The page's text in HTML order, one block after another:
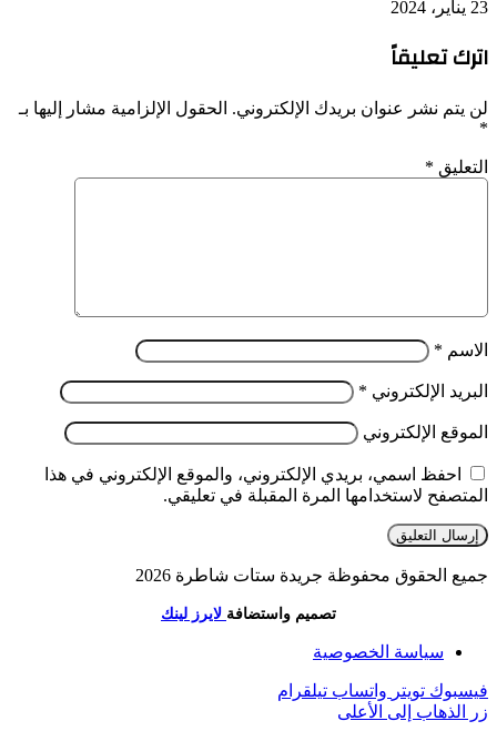
23 يناير، 2024
اترك تعليقاً
لن يتم نشر عنوان بريدك الإلكتروني. الحقول الإلزامية مشار إليها بـ
*
التعليق *
الاسم *
البريد الإلكتروني *
الموقع الإلكتروني
احفظ اسمي، بريدي الإلكتروني، والموقع الإلكتروني في هذا
المتصفح لاستخدامها المرة المقبلة في تعليقي.
جميع الحقوق محفوظة جريدة ستات شاطرة 2026
تصميم واستضافة لايرز لينك
سياسة الخصوصية
فيسبوك تويتر واتساب تيلقرام
زر الذهاب إلى الأعلى